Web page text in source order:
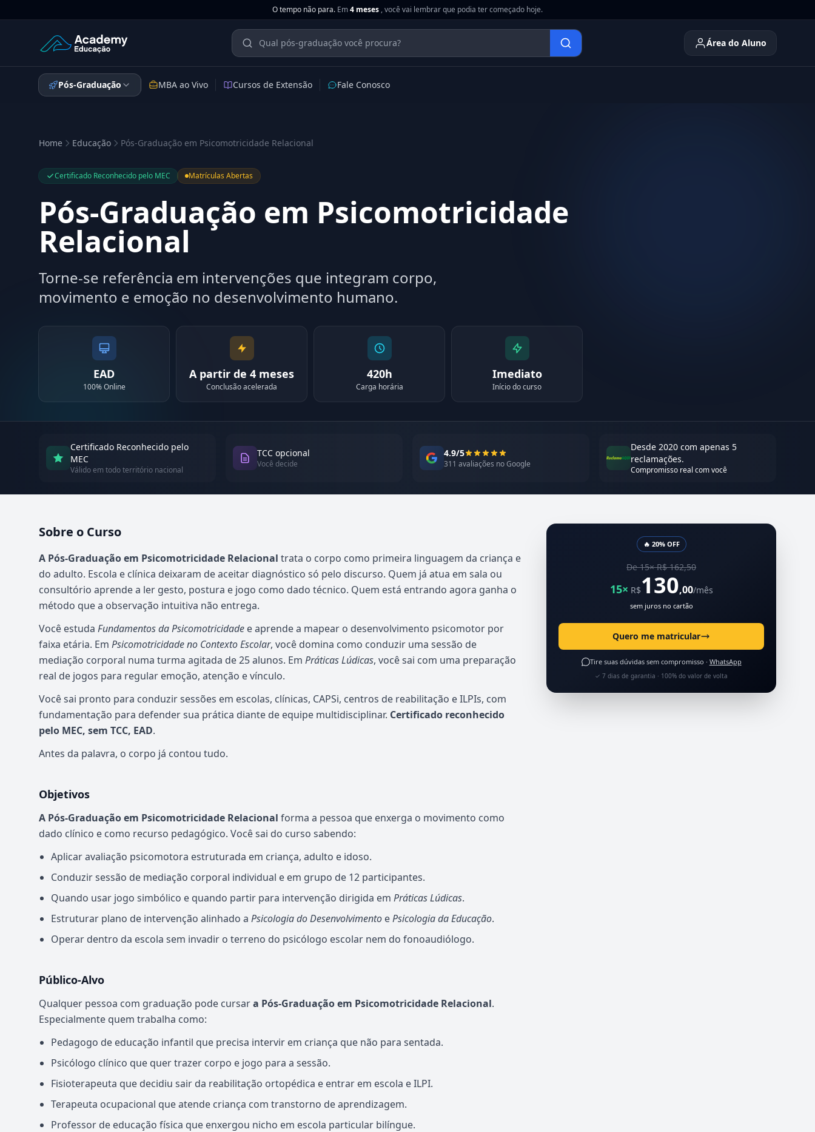
O tempo não para. Em4 meses , você vai lembrar que podia ter começado hoje.
Academy Educação — Página Inicial Área do Aluno
Pós-Graduação MBA ao Vivo Cursos de Extensão Fale Conosco
Home Educação Pós-Graduação em Psicomotricidade Relacional
Certificado Reconhecido pelo MEC Matrículas Abertas
Pós-Graduação em Psicomotricidade
Relacional
Torne-se referência em intervenções que integram corpo,
movimento e emoção no desenvolvimento humano.
EAD
100% Online
A partir de 4 meses
Conclusão acelerada
420h
Carga horária
Imediato
Início do curso
Certificado Reconhecido pelo
MEC
Válido em todo território nacional
TCC opcional
Você decide
4.9/5
311 avaliações no Google
Desde 2020 com apenas 5
reclamações.
Compromisso real com você
Sobre o Curso
Atualizado em abril de 2026
A Pós-Graduação em Psicomotricidade Relacional trata o corpo como primeira linguagem da criança e
do adulto. Escola e clínica deixaram de aceitar diagnóstico só pelo discurso. Quem já atua em sala ou
consultório aprende a ler gesto, postura e jogo como dado técnico. Quem está entrando agora ganha o
método que a observação intuitiva não entrega.
Você estuda Fundamentos da Psicomotricidade e aprende a mapear o desenvolvimento psicomotor por
faixa etária. Em Psicomotricidade no Contexto Escolar, você domina como conduzir uma sessão de
mediação corporal numa turma agitada de 25 alunos. Em Práticas Lúdicas, você sai com uma preparação
real de jogos para regular emoção, atenção e vínculo.
Você sai pronto para conduzir sessões em escolas, clínicas, CAPSi, centros de reabilitação e ILPIs, com
fundamentação para defender sua prática diante de equipe multidisciplinar. Certificado reconhecido
pelo MEC, sem TCC, EAD.
Antes da palavra, o corpo já contou tudo.
Objetivos
A Pós-Graduação em Psicomotricidade Relacional forma a pessoa que enxerga o movimento como
dado clínico e como recurso pedagógico. Você sai do curso sabendo:
Aplicar avaliação psicomotora estruturada em criança, adulto e idoso.
Conduzir sessão de mediação corporal individual e em grupo de 12 participantes.
Quando usar jogo simbólico e quando partir para intervenção dirigida em Práticas Lúdicas.
Estruturar plano de intervenção alinhado a Psicologia do Desenvolvimento ePsicologia da Educação.
Operar dentro da escola sem invadir o terreno do psicólogo escolar nem do fonoaudiólogo.
Público-Alvo
Qualquer pessoa com graduação pode cursara Pós-Graduação em Psicomotricidade Relacional.
Especialmente quem trabalha como:
Pedagogo de educação infantil que precisa intervir em criança que não para sentada.
Psicólogo clínico que quer trazer corpo e jogo para a sessão.
Fisioterapeuta que decidiu sair da reabilitação ortopédica e entrar em escola e ILPI.
Terapeuta ocupacional que atende criança com transtorno de aprendizagem.
Professor de educação física que enxergou nicho em escola particular bilíngue.
🔥 20% OFF
De 15× R$ 162,50
15× R$130,00/mês
sem juros no cartão
Quero me matricular
Tire suas dúvidas sem compromisso · WhatsApp
✓ 7 dias de garantia · 100% do valor de volta